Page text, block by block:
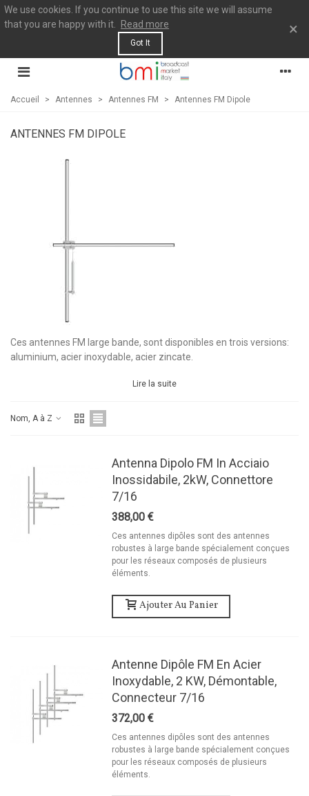
We use cookies. If you continue to use this site we will assume
that you are happy with it.
Read more
Got It
×
Accueil > Antennes > Antennes FM > Antennes FM Dipole
ANTENNES FM DIPOLE
Ces antennes FM large bande, sont disponibles en trois versions:
aluminium, acier inoxydable, acier zincate.
Lire la suite
Nom, A à Z
Antenna Dipolo FM In Acciaio
Inossidabile, 2kW, Connettore
7/16
388,00 €
Ces antennes dipôles sont des antennes
robustes à large bande spécialement conçues
pour les réseaux composés de plusieurs
éléments.
Ajouter Au Panier
Antenne Dipôle FM En Acier
Inoxydable, 2 KW, Démontable,
Connecteur 7/16
372,00 €
Ces antennes dipôles sont des antennes
robustes à large bande spécialement conçues
pour les réseaux composés de plusieurs
éléments.